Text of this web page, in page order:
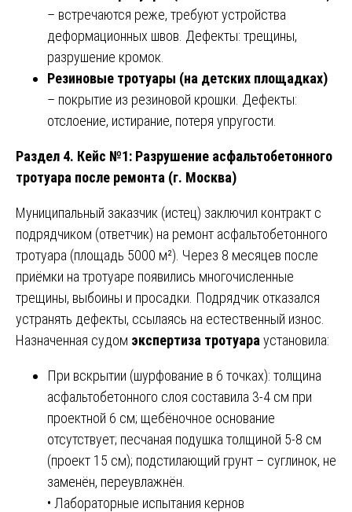
– встречаются реже, требуют устройства
деформационных швов. Дефекты: трещины,
разрушение кромок.
Резиновые тротуары (на детских площадках)
– покрытие из резиновой крошки. Дефекты:
отслоение, истирание, потеря упругости.
Раздел 4. Кейс №1: Разрушение асфальтобетонного
тротуара после ремонта (г. Москва)
Муниципальный заказчик (истец) заключил контракт с
подрядчиком (ответчик) на ремонт асфальтобетонного
тротуара (площадь 5000 м²). Через 8 месяцев после
приёмки на тротуаре появились многочисленные
трещины, выбоины и просадки. Подрядчик отказался
устранять дефекты, ссылаясь на естественный износ.
Назначенная судом экспертиза тротуара установила:
При вскрытии (шурфование в 6 точках): толщина
асфальтобетонного слоя составила 3-4 см при
проектной 6 см; щебёночное основание
отсутствует; песчаная подушка толщиной 5-8 см
(проект 15 см); подстилающий грунт – суглинок, не
заменён, переувлажнён.
• Лабораторные испытания кернов